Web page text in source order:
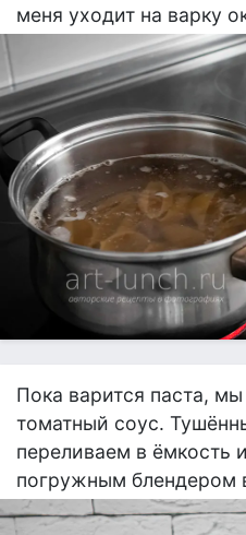
меня уходит на варку
Пока варится паста,
томатный соус.
переливаем в ёмкость
погружным блендером